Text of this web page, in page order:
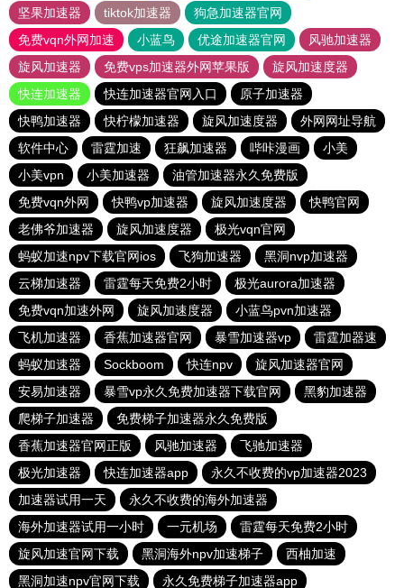
坚果加速器
tiktok加速器
狗急加速器官网
免费vqn外网加速
小蓝鸟 优途加速器官网
风驰加速器
旋风加速器
免费vps加速器外网苹果版
旋风加速度器
快连加速器
快连加速器官网入口
原子加速器
快鸭加速器
快柠檬加速器 旋风加速度器
外网网址导航
软件中心
雷霆加速 狂飙加速器 哔咔漫画
小美
小美vpn
小美加速器
油管加速器永久免费版
免费vqn外网
快鸭vp加速器 旋风加速度器
快鸭官网
老佛爷加速器
旋风加速度器
极光vqn官网
蚂蚁加速npv下载官网ios
飞狗加速器
黑洞nvp加速器
云梯加速器
雷霆每天免费2小时
极光aurora加速器
免费vqn加速外网
旋风加速度器
小蓝鸟pvn加速器
飞机加速器
香蕉加速器官网 暴雪加速器vp
雷霆加器速
蚂蚁加速器
Sockboom 快连npv
旋风加速器官网
安易加速器
暴雪vp永久免费加速器下载官网
黑豹加速器
爬梯子加速器
免费梯子加速器永久免费版
香蕉加速器官网正版
风驰加速器
飞驰加速器
极光加速器
快连加速器app
永久不收费的vp加速器2023
加速器试用一天
永久不收费的海外加速器
海外加速器试用一小时
一元机场
雷霆每天免费2小时
旋风加速官网下载
黑洞海外npv加速梯子
西柚加速
黑洞加速npv官网下载
永久免费梯子加速器app